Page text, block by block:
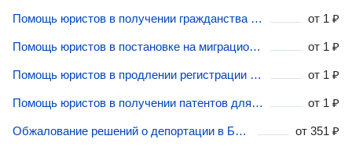
Помощь юристов в получении гражданства в Бердске от 1 ₽
Помощь юристов в постановке на миграционный учёт в Бердске от 1 ₽
Помощь юристов в продлении регистрации в Бердске от 1 ₽
Помощь юристов в получении патентов для иностранных граждан в Бердске от 1 ₽
Обжалование решений о депортации в Бердске от 351 ₽